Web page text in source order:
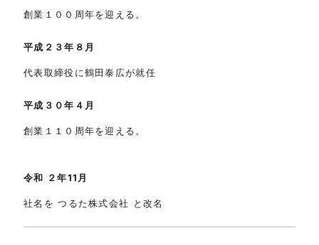
創業１００周年を迎える。
平成２３年８月
代表取締役に鶴田泰広が就任
平成３０年４月
創業１１０周年を迎える。
令和 ２年11月
社名を つるた株式会社 と改名